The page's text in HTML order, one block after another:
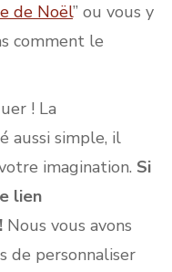
de Noël” ou vous y
comment le
! La
aussi simple, il
imagination. Si
lien
Nous vous avons
de personnaliser